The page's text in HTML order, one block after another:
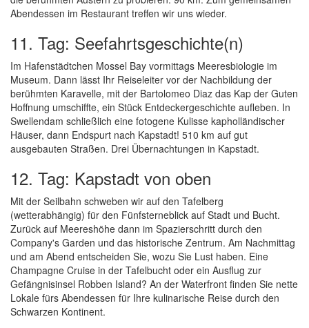
Abendessen im Restaurant treffen wir uns wieder.
11. Tag: Seefahrtsgeschichte(n)
Im Hafenstädtchen Mossel Bay vormittags Meeresbiologie im
Museum. Dann lässt Ihr Reiseleiter vor der Nachbildung der
berühmten Karavelle, mit der Bartolomeo Diaz das Kap der Guten
Hoffnung umschiffte, ein Stück Entdeckergeschichte aufleben. In
Swellendam schließlich eine fotogene Kulisse kapholländischer
Häuser, dann Endspurt nach Kapstadt! 510 km auf gut
ausgebauten Straßen. Drei Übernachtungen in Kapstadt.
12. Tag: Kapstadt von oben
Mit der Seilbahn schweben wir auf den Tafelberg
(wetterabhängig) für den Fünfsterneblick auf Stadt und Bucht.
Zurück auf Meereshöhe dann im Spazierschritt durch den
Company's Garden und das historische Zentrum. Am Nachmittag
und am Abend entscheiden Sie, wozu Sie Lust haben. Eine
Champagne Cruise in der Tafelbucht oder ein Ausflug zur
Gefängnisinsel Robben Island? An der Waterfront finden Sie nette
Lokale fürs Abendessen für Ihre kulinarische Reise durch den
Schwarzen Kontinent.